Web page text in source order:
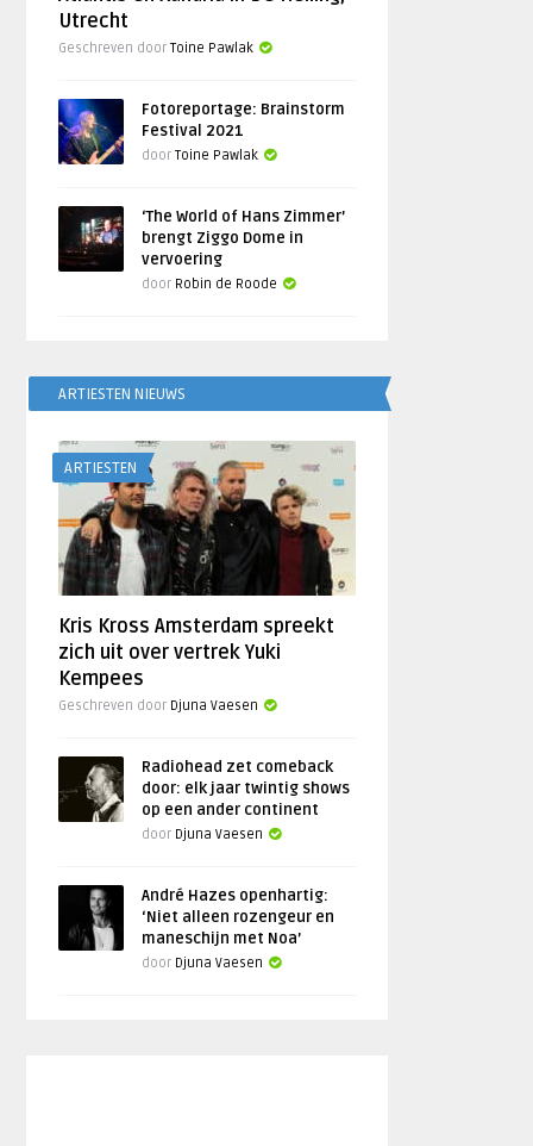
Utrecht
Geschreven doorToine Pawlak
Fotoreportage: Brainstorm
Festival 2021
doorToine Pawlak
‘The World of Hans Zimmer’
brengt Ziggo Dome in
vervoering
door Robin de Roode
ARTIESTEN NIEUWS
ARTIESTEN
Kris Kross Amsterdam spreekt
zich uit over vertrek Yuki
Kempees
Geschreven door Djuna Vaesen
Radiohead zet comeback
door: elk jaar twintig shows
op een ander continent
door Djuna Vaesen
André Hazes openhartig:
‘Niet alleen rozengeur en
maneschijn met Noa’
door Djuna Vaesen